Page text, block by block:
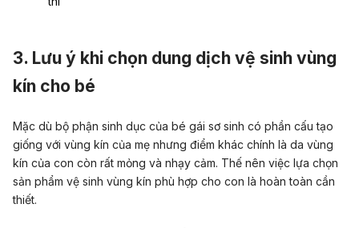
3. Lưu ý khi chọn dung dịch vệ sinh vùng
kín cho bé
Mặc dù bộ phận sinh dục của bé gái sơ sinh có phần cấu tạo
giống với vùng kín của mẹ nhưng điểm khác chính là da vùng
kín của con còn rất mỏng và nhạy cảm. Thế nên việc lựa chọn
sản phẩm vệ sinh vùng kín phù hợp cho con là hoàn toàn cần
thiết.